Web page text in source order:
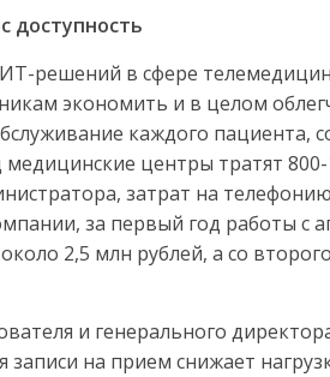
доступность
решений в сфере
экономить и в целом
каждого пациента,
медицинские центры тратят
затрат на
за первый год работы с
2,5 млн рублей, а со
и генерального
записи на прием снижает